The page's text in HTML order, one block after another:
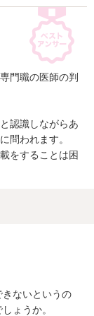
門職の医師の判
認識しながらあ
問われます。
をすることは困
ないというの
ょうか。